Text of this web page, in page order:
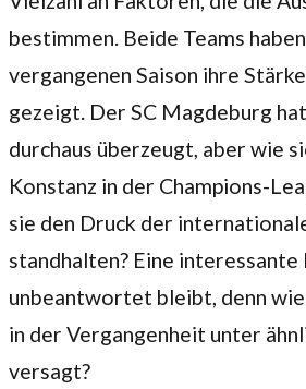
bestimmen. Beide Teams
vergangenen Saison ihre
gezeigt. Der SC Magdeburg
durchaus überzeugt, aber wie
Konstanz in der Champions-
sie den Druck der
standhalten? Eine
unbeantwortet bleibt, denn
in der Vergangenheit unter
versagt?